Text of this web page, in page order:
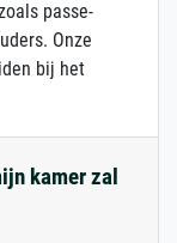
passe-
Onze
bij het
kamer zal